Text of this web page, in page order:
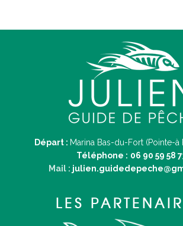
Départ : Marina Bas-du-Fort (Pointe-
Téléphone : 06 90 59 58
Mail :
LES